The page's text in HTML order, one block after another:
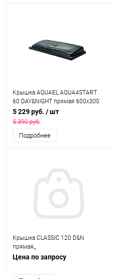
Kрышка AQUAEL AQUA4START
60 DAY&NIGHT прямая 600х300
мм
5 229 руб. / шт
5 390 руб.
Подробнее
Kрышка CLASSIC 120 D&N
прямая_
Цена по запросу